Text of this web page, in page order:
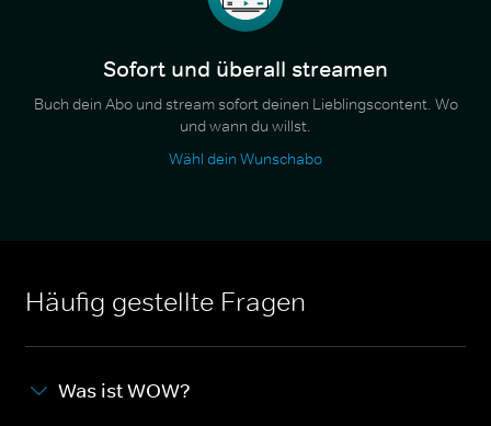
Sofort und überall streamen
Buch dein Abo und stream sofort deinen Lieblingscontent. Wo
und wann du willst.
Wähl dein Wunschabo
Häufig gestellte Fragen
Was ist WOW?